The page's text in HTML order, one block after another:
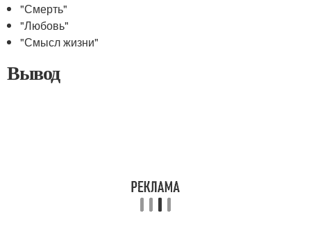
"Смерть"
"Любовь"
"Смысл жизни"
Вывод